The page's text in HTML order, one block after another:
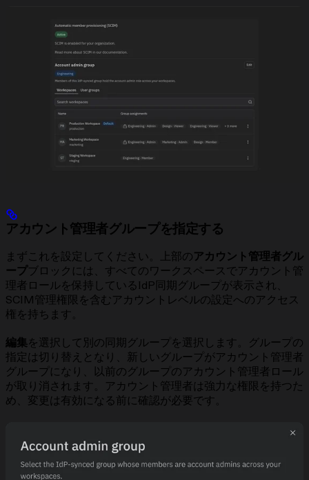
アカウント管理者グループを指定する
まずこれを設定してください。上部のアカウント管理者グル
ープブロックには、すべてのワークスペースでアカウント管
理者ロールを保持しているIdP同期グループが表示され、
SCIM管理権限を含むアカウントレベルの設定へのアクセス
権を持ちます。
編集を選択して別の同期グループを選択します。グループの
指定は切り替えとなり、新しいグループがアカウント管理者
グループになり、以前のグループのアカウント管理者ロール
が取り消されます。アカウント管理者は強力な権限を持つた
め、変更は有効になる前に確認が必要です。